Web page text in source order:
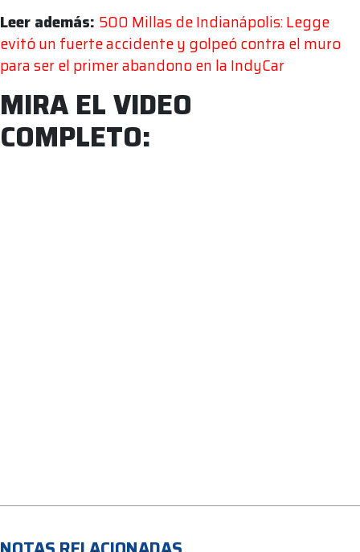
Leer además: 500 Millas de Indianápolis: Legge
evitó un fuerte accidente y golpeó contra el muro
para ser el primer abandono en la IndyCar
MIRA EL VIDEO
COMPLETO: